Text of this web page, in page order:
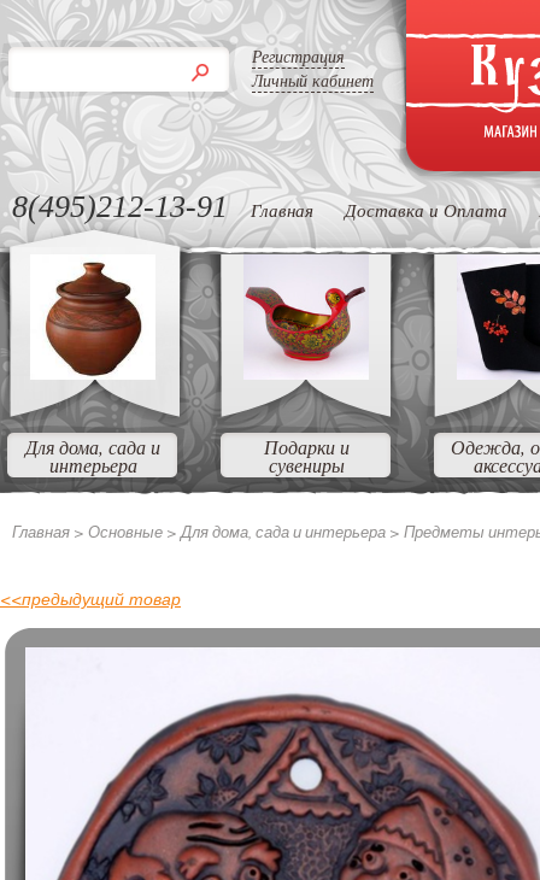
Регистрация
Личный кабинет
8(495)212-13-91 Главная Доставка и Оплата
Для дома, сада и
интерьера
Подарки и
сувениры
Одежда,
Главная > Основные >Для дома, сада и интерьера > Предметы
<<предыдущий товар